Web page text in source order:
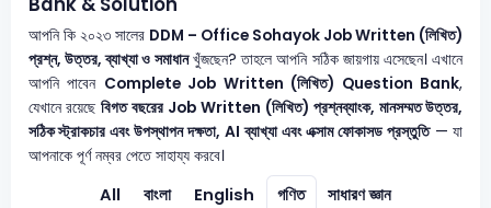
Bank & Solution
আপনি কি ২০২৩ সালের DDM – Office Sohayok Job Written (লিখিত)
প্রশ্ন, উত্তর, ব্যাখ্যা ও সমাধানখুঁজছেন? তাহলে আপনি সঠিক জায়গায় এসেছেন। এখানে
আপনি পাবেন Complete Job Written (লিখিত) Question Bank,
যেখানে রয়েছেবিগত বছরের Job Written (লিখিত) প্রশ্নব্যাংক, মানসম্মত উত্তর,
সঠিক স্ট্রাকচার এবং উপস্থাপন দক্ষতা, AI ব্যাখ্যা এবং এক্সাম ফোকাসড প্রস্তুতি— যা
আপনাকে পূর্ণ নম্বর পেতে সাহায্য করবে।
All বাংলা English গণিত সাধারণ জ্ঞান